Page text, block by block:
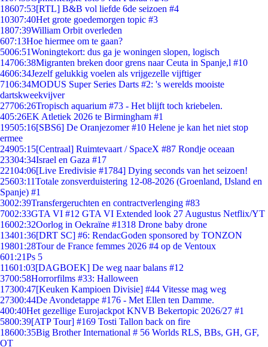
18607:53[RTL] B&B vol liefde 6de seizoen #4
10307:40Het grote goedemorgen topic #3
1807:39William Orbit overleden
607:13Hoe hiermee om te gaan?
5006:51Woningtekort: dus ga je woningen slopen, logisch
14706:38Migranten breken door grens naar Ceuta in Spanje,l #10
4606:34Jezelf gelukkig voelen als vrijgezelle vijftiger
7106:34MODUS Super Series Darts #2: 's werelds mooiste
dartskweekvijver
27706:26Tropisch aquarium #73 - Het blijft toch kriebelen.
405:26EK Atletiek 2026 te Birmingham #1
19505:16[SBS6] De Oranjezomer #10 Helene je kan het niet stop
ermee
24905:15[Centraal] Ruimtevaart / SpaceX #87 Rondje oceaan
23304:34Israel en Gaza #17
22104:06[Live Eredivisie #1784] Dying seconds van het seizoen!
25603:11Totale zonsverduistering 12-08-2026 (Groenland, IJsland en
Spanje) #1
3002:39Transfergeruchten en contractverlenging #83
7002:33GTA VI #12 GTA VI Extended look 27 Augustus Netflix/YT
16002:32Oorlog in Oekraïne #1318 Drone baby drone
13401:36[DRT SC] #6: RendacGoden sponsored by TONZON
19801:28Tour de France femmes 2026 #4 op de Ventoux
601:21Ps 5
11601:03[DAGBOEK] De weg naar balans #12
3700:58Horrorfilms #33: Halloween
17300:47[Keuken Kampioen Divisie] #44 Vitesse mag weg
27300:44De Avondetappe #176 - Met Ellen ten Damme.
400:40Het gezellige Eurojackpot KNVB Bekertopic 2026/27 #1
5800:39[ATP Tour] #169 Tosti Tallon back on fire
18600:35Big Brother International # 56 Worlds RLS, BBs, GH, GF,
OT